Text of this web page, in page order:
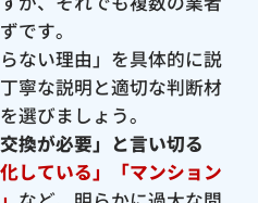
です。
ない理由」を具体的に説
寧な説明と適切な判断材
選びましょう。
換が必要」と言い切る
している」「マンション